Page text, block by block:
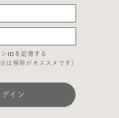
ンIDを記憶する
は解除がオススメです）
グイン